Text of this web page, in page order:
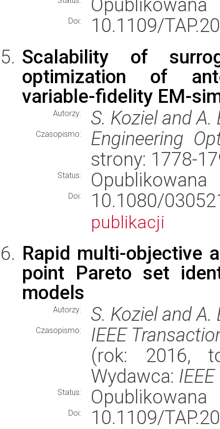
Opublikowana
Doi:
10.1109/
Scalability of
optimization of
variable-fidelity EM-
Autorzy: S. Koziel and
Czasopismo:
Engineering
strony: 1778-
Status: Opublikowana
Doi: 10.1080/
publikacji
Rapid multi-objective
point Pareto set
models
Autorzy: S. Koziel and
Czasopismo:
IEEE
(rok: 2016,
Wydawca: IEEE
Status: Opublikowana
Doi:
10.1109/